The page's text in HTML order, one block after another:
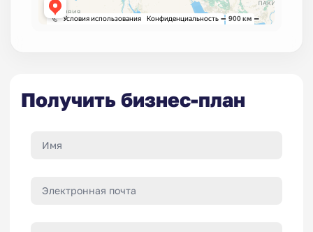
Получить бизнес-план